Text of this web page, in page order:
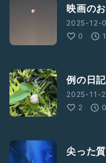
映画の
2025-12-
0
例の日
2025-11-
2
尖った